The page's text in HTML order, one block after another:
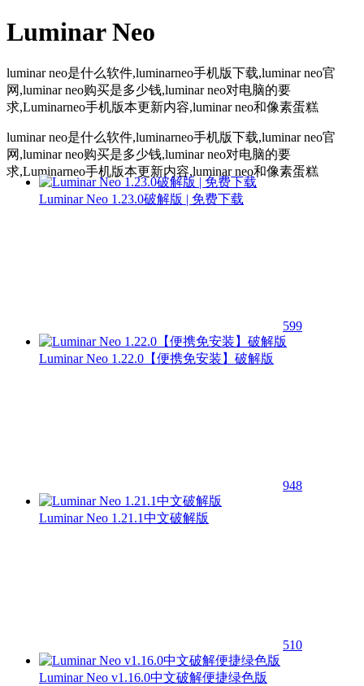
Luminar Neo
luminar neo是什么软件,luminarneo手机版下载,luminar neo官
网,luminar neo购买是多少钱,luminar neo对电脑的要
求,Luminarneo手机版本更新内容,luminar neo和像素蛋糕
luminar neo是什么软件,luminarneo手机版下载,luminar neo官
网,luminar neo购买是多少钱,luminar neo对电脑的要
求,Luminarneo手机版本更新内容,luminar neo和像素蛋糕
Luminar Neo 1.23.0破解版 | 免费下载
599
Luminar Neo 1.22.0【便携免安装】破解版
948
Luminar Neo 1.21.1中文破解版
510
Luminar Neo v1.16.0中文破解便捷绿色版